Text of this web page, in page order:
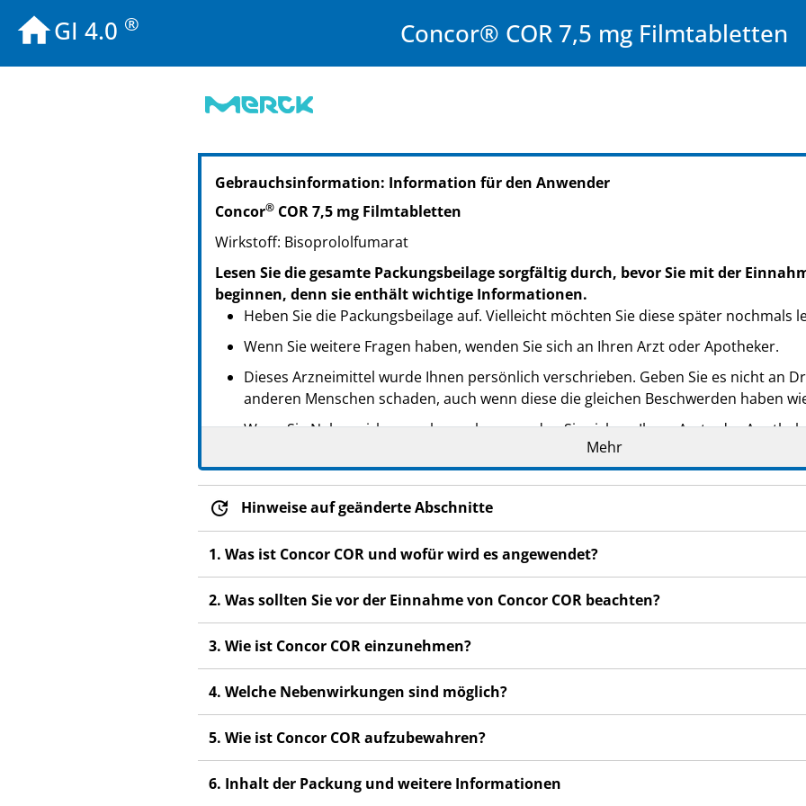
GI 4.0 ® Concor® COR 7,5 mg Filmtabletten
PZN: 00630089
PPN: 110063008963
NTIN: 04150006300898
Gebrauchsinformation: Information für den Anwender
Concor® COR 7,5 mg Filmtabletten
Wirkstoff: Bisoprololfumarat
Lesen Sie die gesamte Packungsbeilage sorgfältig durch, bevor Sie mit der
beginnen, denn sie enthält wichtige Informationen.
Heben Sie die Packungsbeilage auf. Vielleicht möchten Sie diese später nochmals
Wenn Sie weitere Fragen haben, wenden Sie sich an Ihren Arzt oder Apotheker.
Dieses Arzneimittel wurde Ihnen persönlich verschrieben. Geben Sie es nicht an
anderen Menschen schaden, auch wenn diese die gleichen Beschwerden haben
Wenn Sie Nebenwirkungen bemerken, wenden Sie sich an Ihren Arzt oder
Nebenwirkungen, die nicht in dieser Packungsbeilage angegeben sind. Siehe
Mehr
Hinweise auf geänderte Abschnitte
1. Was ist Concor COR und wofür wird es angewendet?
2. Was sollten Sie vor der Einnahme von Concor COR beachten?
3. Wie ist Concor COR einzunehmen?
4. Welche Nebenwirkungen sind möglich?
5. Wie ist Concor COR aufzubewahren?
6. Inhalt der Packung und weitere Informationen